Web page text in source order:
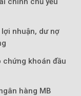
nhuận, dư nợ
chứng khoán đầu
hàng MB